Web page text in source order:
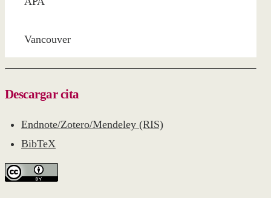
Vancouver
Descargar cita
Endnote/Zotero/Mendeley (RIS)
BibTeX